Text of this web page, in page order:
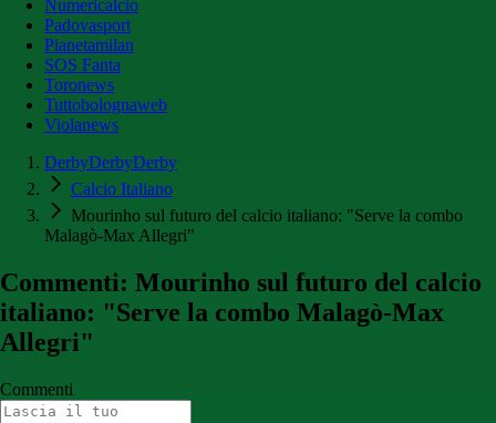
Numericalcio
Padovasport
Pianetamilan
SOS Fanta
Toronews
Tuttobolognaweb
Violanews
DerbyDerbyDerby
Calcio Italiano
Mourinho sul futuro del calcio italiano: "Serve la combo
Malagò-Max Allegri"
Commenti: Mourinho sul futuro del calcio
italiano: "Serve la combo Malagò-Max
Allegri"
Commenti